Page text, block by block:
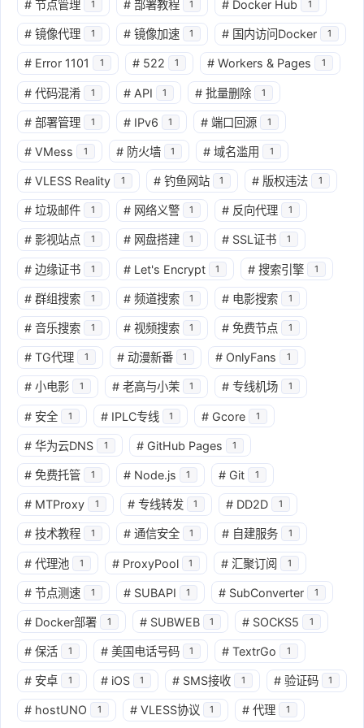
# 节点管理 1 # 部署教程 1 # Docker Hub 1
# 镜像代理 1 # 镜像加速 1 # 国内访问Docker 1
# Error 1101 1 # 522 1 # Workers & Pages 1
# 代码混淆 1 # API 1 # 批量删除 1
# 部署管理 1 # IPv6 1 # 端口回源 1
# VMess 1 # 防火墙 1 # 域名滥用 1
# VLESS Reality 1 # 钓鱼网站 1 # 版权违法 1
# 垃圾邮件 1 # 网络义警 1 # 反向代理 1
# 影视站点 1 # 网盘搭建 1 # SSL证书 1
# 边缘证书 1 # Let's Encrypt 1 # 搜索引擎 1
# 群组搜索 1 # 频道搜索 1 # 电影搜索 1
# 音乐搜索 1 # 视频搜索 1 # 免费节点 1
# TG代理 1 # 动漫新番 1 # OnlyFans 1
# 小电影 1 # 老高与小茉 1 # 专线机场 1
# 安全 1 # IPLC专线 1 # Gcore 1
# 华为云DNS 1 # GitHub Pages 1
# 免费托管 1 # Node.js 1 # Git 1
# MTProxy 1 # 专线转发 1 # DD2D 1
# 技术教程 1 # 通信安全 1 # 自建服务 1
# 代理池 1 # ProxyPool 1 # 汇聚订阅 1
# 节点测速 1 # SUBAPI 1 # SubConverter 1
# Docker部署 1 # SUBWEB 1 # SOCKS5 1
# 保活 1 # 美国电话号码 1 # TextrGo 1
# 安卓 1 # iOS 1 # SMS接收 1 # 验证码 1
# hostUNO 1 # VLESS协议 1 # 代理 1